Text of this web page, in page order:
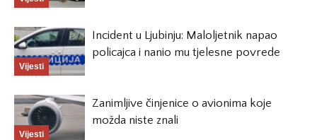
Vijesti
Incident u Ljubinju: Maloljetnik napao
policajca i nanio mu tjelesne povrede
Vijesti
Zanimljive činjenice o avionima koje
možda niste znali